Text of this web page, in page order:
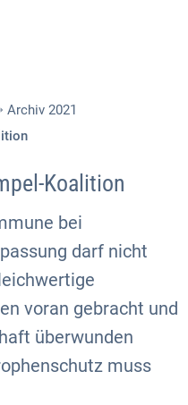
Archiv 2021
Koalition
bei
darf nicht
voran gebracht und
überwunden
muss